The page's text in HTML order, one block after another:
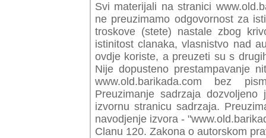
Svi materijali na stranici
preuzimamo odgovornost za
troskove (stete) nastale zbog
istinitost clanaka, vlasnistvo nad
ovdje koriste, a preuzeti su s
Nije dopusteno prestampavanje
www.old.barikada.com bez
Preuzimanje sadrzaja
izvornu stranicu sadrzaja.
navodjenje izvora -
Clanu 120. Zakona o autorskom